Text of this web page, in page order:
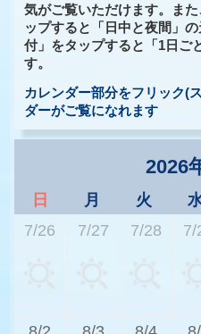
気がご覧いただけます。ま
ップすると「日中と夜間」
付」をタップすると「1日ご
す。
カレンダー部分をフリック(
ダーがご覧になれます
2026
日 月 火
7/26
7/27 7/28 7/